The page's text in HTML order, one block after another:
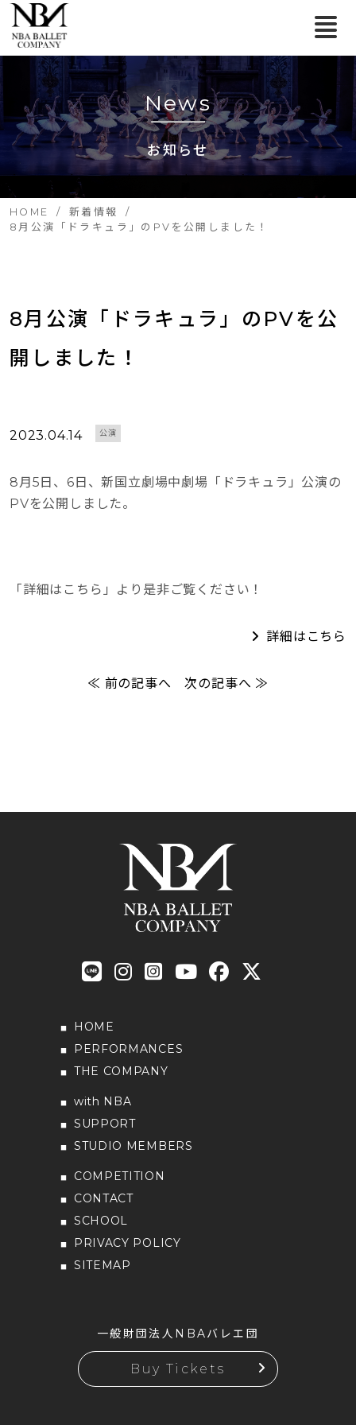
News
お知らせ
HOME
新着情報
8月公演「ドラキュラ」のPVを公開しました！
8月公演「ドラキュラ」のPVを公
開しました！
2023.04.14 公演
8月5日、6日、新国立劇場中劇場「ドラキュラ」公演の
PVを公開しました。
「詳細はこちら」より是非ご覧ください！
詳細はこちら
≪ 前の記事へ 次の記事へ ≫
HOME
PERFORMANCES
THE COMPANY
with NBA
SUPPORT
STUDIO MEMBERS
COMPETITION
CONTACT
SCHOOL
PRIVACY POLICY
SITEMAP
一般財団法人NBAバレエ団
Buy Tickets